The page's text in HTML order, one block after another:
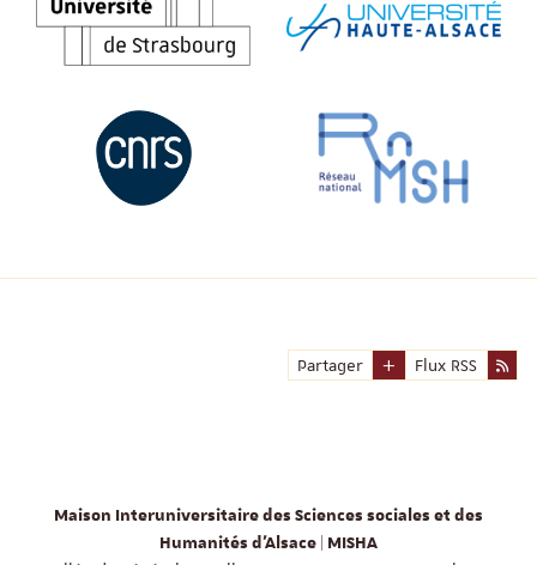
Partager Flux RSS
Maison Interuniversitaire des Sciences sociales et des
Humanités d'Alsace | MISHA